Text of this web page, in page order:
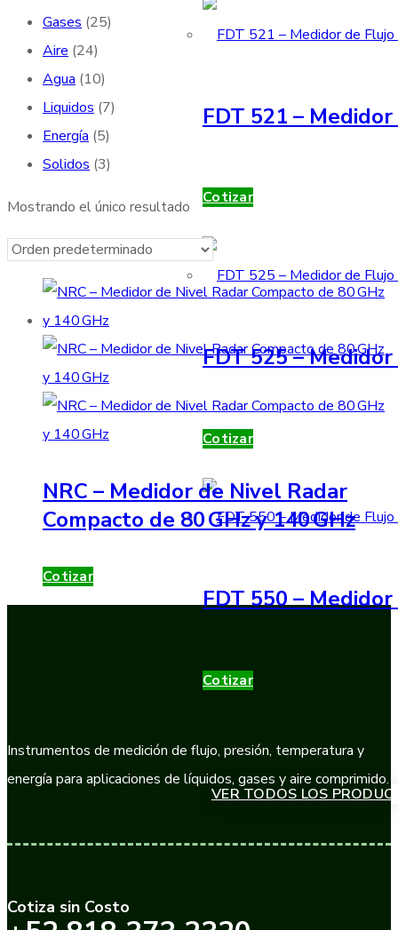
FDT 521 –
Cotizar
FDT 525 –
Cotizar
FDT 550 –
Cotizar
VER TODOS LOS
Gases (25)
Aire (24)
Agua (10)
Liquidos (7)
Energía (5)
Solidos (3)
Mostrando el único resultado
NRC – Medidor de Nivel Radar
Compacto de 80 GHz y 140 GHz
Cotizar
Instrumentos de medición de flujo, presión, temperatura y
energía para aplicaciones de líquidos, gases y aire comprimido.
Cotiza sin Costo